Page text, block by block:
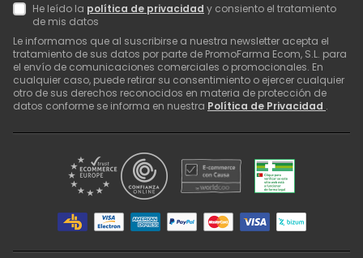
He leído la política de privacidad y consiento el tratamiento
de mis datos
Le informamos que al suscribirse a nuestra newsletter acepta el
tratamiento de sus datos por parte de PromoFarma Ecom, S.L. para
el envío de comunicaciones comerciales o promocionales. En
cualquier caso, puede retirar su consentimiento o ejercer cualquier
otro de sus derechos reconocidos en materia de protección de
datos conforme se informa en nuestra Política de Privacidad .